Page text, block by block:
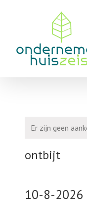
Er zijn geen
ontbijt
10-8-2026